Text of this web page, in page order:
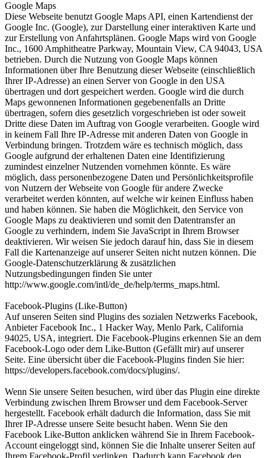
Google Maps
Diese Webseite benutzt Google Maps API, einen Kartendienst der
Google Inc. (Google), zur Darstellung einer interaktiven Karte und
zur Erstellung von Anfahrtsplänen. Google Maps wird von Google
Inc., 1600 Amphitheatre Parkway, Mountain View, CA 94043, USA
betrieben. Durch die Nutzung von Google Maps können
Informationen über Ihre Benutzung dieser Webseite (einschließlich
Ihrer IP-Adresse) an einen Server von Google in den USA
übertragen und dort gespeichert werden. Google wird die durch
Maps gewonnenen Informationen gegebenenfalls an Dritte
übertragen, sofern dies gesetzlich vorgeschrieben ist oder soweit
Dritte diese Daten im Auftrag von Google verarbeiten. Google wird
in keinem Fall Ihre IP-Adresse mit anderen Daten von Google in
Verbindung bringen. Trotzdem wäre es technisch möglich, dass
Google aufgrund der erhaltenen Daten eine Identifizierung
zumindest einzelner Nutzenden vornehmen könnte. Es wäre
möglich, dass personenbezogene Daten und Persönlichkeitsprofile
von Nutzern der Webseite von Google für andere Zwecke
verarbeitet werden könnten, auf welche wir keinen Einfluss haben
und haben können. Sie haben die Möglichkeit, den Service von
Google Maps zu deaktivieren und somit den Datentransfer an
Google zu verhindern, indem Sie JavaScript in Ihrem Browser
deaktivieren. Wir weisen Sie jedoch darauf hin, dass Sie in diesem
Fall die Kartenanzeige auf unserer Seiten nicht nutzen können. Die
Google-Datenschutzerklärung & zusätzlichen
Nutzungsbedingungen finden Sie unter
http://www.google.com/intl/de_de/help/terms_maps.html.
Facebook-Plugins (Like-Button)
Auf unseren Seiten sind Plugins des sozialen Netzwerks Facebook,
Anbieter Facebook Inc., 1 Hacker Way, Menlo Park, California
94025, USA, integriert. Die Facebook-Plugins erkennen Sie an dem
Facebook-Logo oder dem Like-Button (Gefällt mir) auf unserer
Seite. Eine übersicht über die Facebook-Plugins finden Sie hier:
https://developers.facebook.com/docs/plugins/.
Wenn Sie unsere Seiten besuchen, wird über das Plugin eine direkte
Verbindung zwischen Ihrem Browser und dem Facebook-Server
hergestellt. Facebook erhält dadurch die Information, dass Sie mit
Ihrer IP-Adresse unsere Seite besucht haben. Wenn Sie den
Facebook Like-Button anklicken während Sie in Ihrem Facebook-
Account eingeloggt sind, können Sie die Inhalte unserer Seiten auf